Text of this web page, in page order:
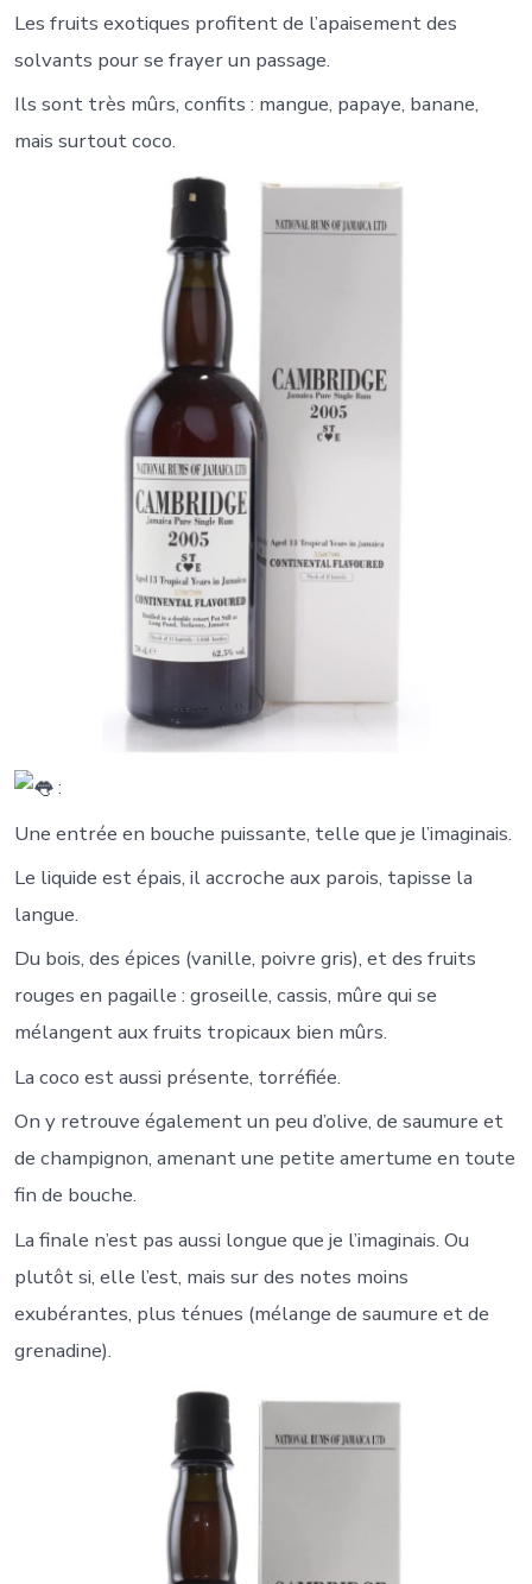
Les fruits exotiques profitent de l’apaisement des
solvants pour se frayer un passage.
Ils sont très mûrs, confits : mangue, papaye, banane,
mais surtout coco.
:
Une entrée en bouche puissante, telle que je l’imaginais.
Le liquide est épais, il accroche aux parois, tapisse la
langue.
Du bois, des épices (vanille, poivre gris), et des fruits
rouges en pagaille : groseille, cassis, mûre qui se
mélangent aux fruits tropicaux bien mûrs.
La coco est aussi présente, torréfiée.
On y retrouve également un peu d’olive, de saumure et
de champignon, amenant une petite amertume en toute
fin de bouche.
La finale n’est pas aussi longue que je l’imaginais. Ou
plutôt si, elle l’est, mais sur des notes moins
exubérantes, plus ténues (mélange de saumure et de
grenadine).